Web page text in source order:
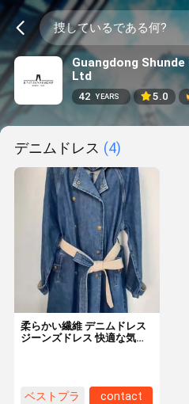
Guangdong
Ltd
42 YEARS 5.0
デニムドレス (4)
柔らかい繊維 デニムドレス
ジーンズドレス 快適な気分
ベストプラ
contact